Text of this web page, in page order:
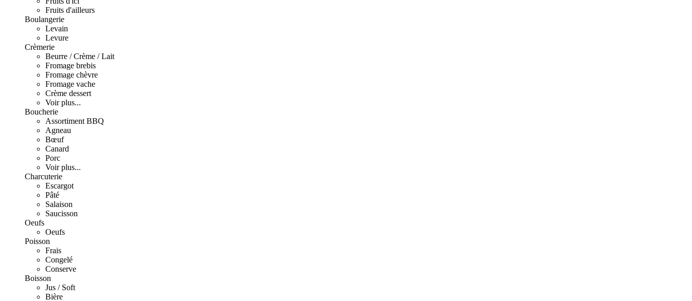
Fruits d'ailleurs
Boulangerie
Levain
Levure
Crèmerie
Beurre / Crème / Lait
Fromage brebis
Fromage chèvre
Fromage vache
Crème dessert
Voir plus...
Boucherie
Assortiment BBQ
Agneau
Bœuf
Canard
Porc
Voir plus...
Charcuterie
Escargot
Pâté
Salaison
Saucisson
Oeufs
Oeufs
Poisson
Frais
Congelé
Conserve
Boisson
Jus / Soft
Bière